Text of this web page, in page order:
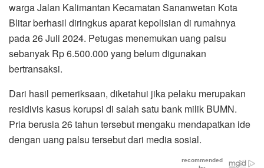
warga Jalan Kalimantan Kecamatan Sananwetan Kota
Blitar berhasil diringkus aparat kepolisian di rumahnya
pada 26 Juli 2024. Petugas menemukan uang palsu
sebanyak Rp 6.500.000 yang belum digunakan
bertransaksi.
Dari hasil pemeriksaan, diketahui jika pelaku merupakan
residivis kasus korupsi di salah satu bank milik BUMN.
Pria berusia 26 tahun tersebut mengaku mendapatkan ide
dengan uang palsu tersebut dari media sosial.